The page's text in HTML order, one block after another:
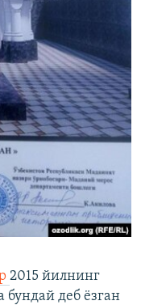
2015 йилнинг
деб ёзган